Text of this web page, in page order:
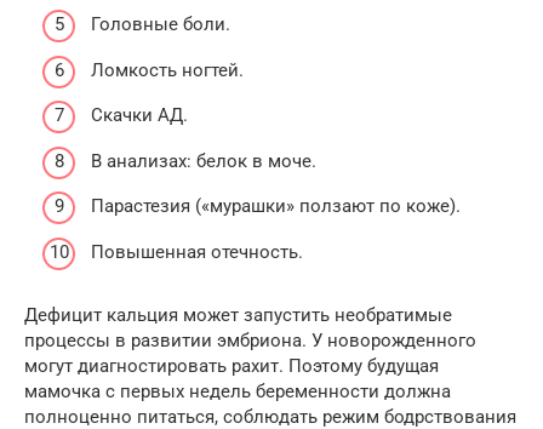
Головные боли.
Ломкость ногтей.
Скачки АД.
В анализах: белок в моче.
Парастезия («мурашки» ползают по коже).
Повышенная отечность.
Дефицит кальция может запустить необратимые
процессы в развитии эмбриона. У новорожденного
могут диагностировать рахит. Поэтому будущая
мамочка с первых недель беременности должна
полноценно питаться, соблюдать режим бодрствования